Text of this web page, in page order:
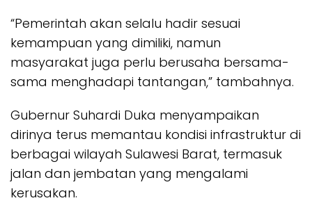
“Pemerintah akan selalu hadir sesuai
kemampuan yang dimiliki, namun
masyarakat juga perlu berusaha bersama-
sama menghadapi tantangan,” tambahnya.
Gubernur Suhardi Duka menyampaikan
dirinya terus memantau kondisi infrastruktur di
berbagai wilayah Sulawesi Barat, termasuk
jalan dan jembatan yang mengalami
kerusakan.